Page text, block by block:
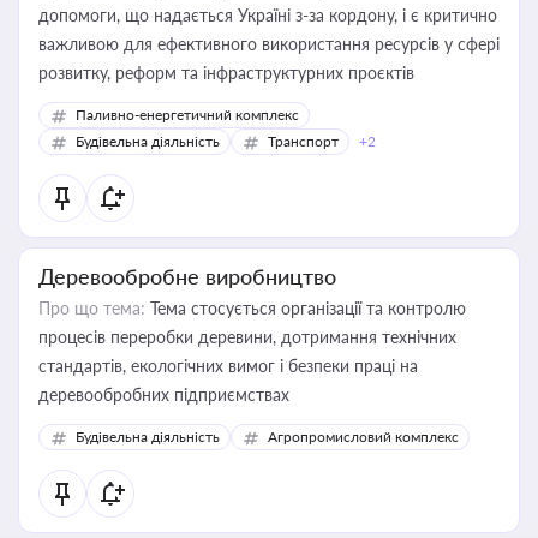
допомоги, що надається Україні з-за кордону, і є критично
важливою для ефективного використання ресурсів у сфері
розвитку, реформ та інфраструктурних проєктів
Паливно-енергетичний комплекс
Будівельна діяльність
Транспорт +2
Деревообробне виробництво
Про що тема: Тема стосується організації та контролю
процесів переробки деревини, дотримання технічних
стандартів, екологічних вимог і безпеки праці на
деревообробних підприємствах
Будівельна діяльність Агропромисловий комплекс